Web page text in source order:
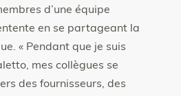
d’une équipe
en se partageant la
« Pendant que je suis
mes collègues se
des fournisseurs, des